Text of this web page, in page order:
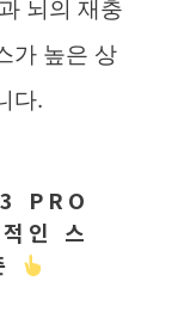
뇌의 재충
가 높은 상
다.
PRO
인 스